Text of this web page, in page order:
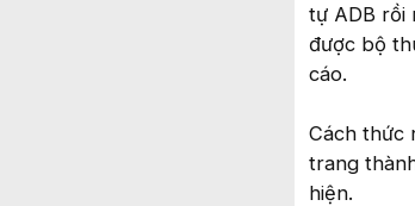
tự ADB rồi
được bộ
cáo.
Cách thức
trang
hiện.